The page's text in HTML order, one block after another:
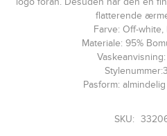
flatterende
Farve: Off-
Materiale: 95%
Pasform:
SKU: